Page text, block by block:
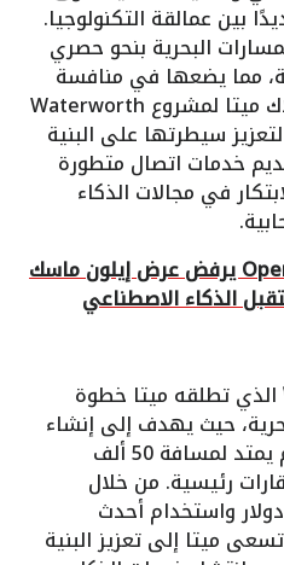
بين عمالقة التكنولوجيا.
البحرية بنحو حصري
مما يضعها في منافسة
مباشرة مع ميتا. ويعد امتلاك ميتا لمشروع Waterworth
سيطرتها على البنية
خدمات اتصال متطورة
في مجالات الذكاء
مجلس إدارة OpenAI يرفض عرض إيلون ماسك
الذكاء الاصطناعي
الذي تطلقه ميتا خطوة
حيث يهدف إلى إنشاء
أطول كابل بحري في العالم يمتد لمسافة 50 ألف
رئيسية. من خلال
10 مليارات دولار واستخدام أحدث
ميتا إلى تعزيز البنية